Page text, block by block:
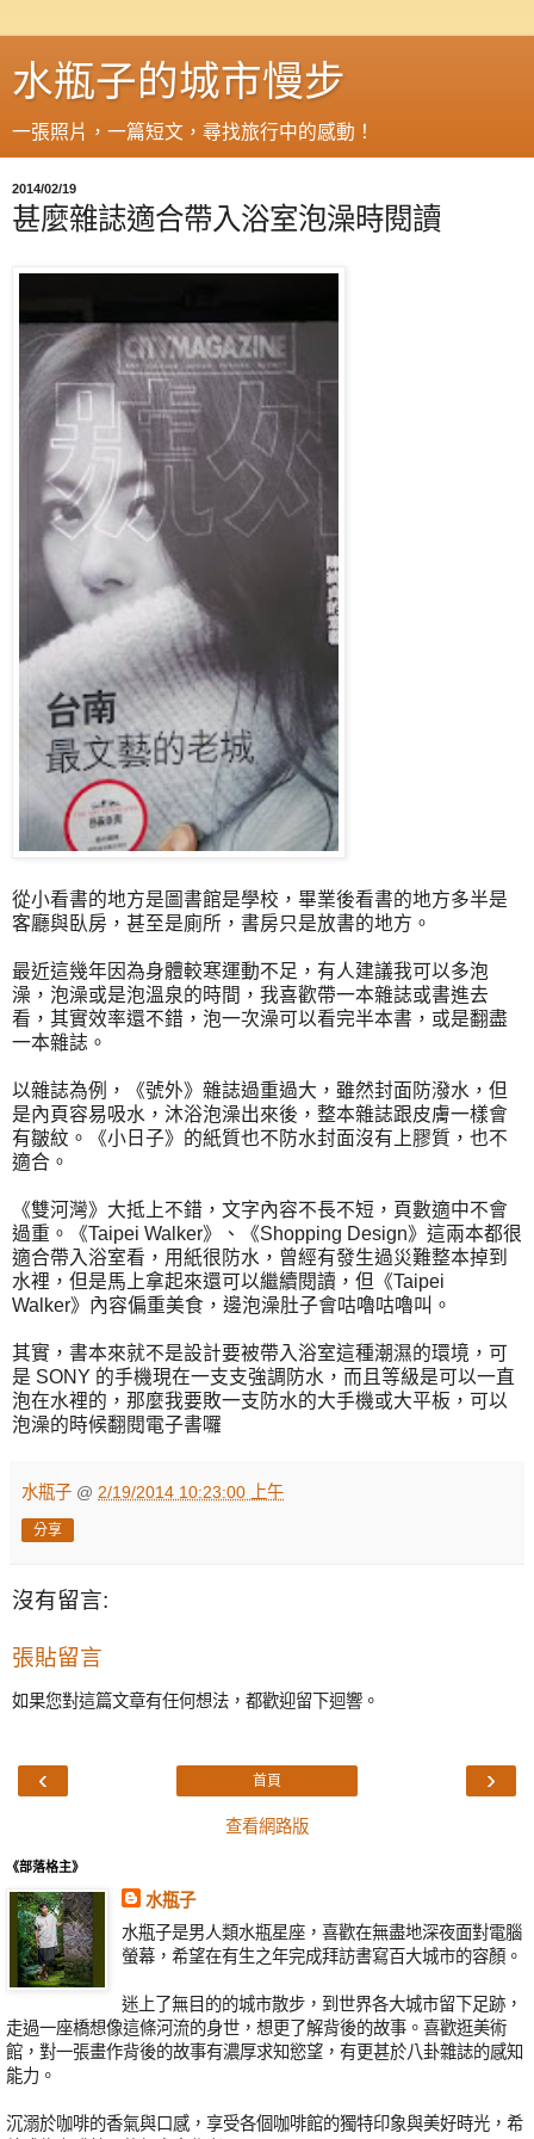
水瓶子的城市慢步
一張照片，一篇短文，尋找旅行中的感動！
2014/02/19
甚麼雜誌適合帶入浴室泡澡時閱讀
從小看書的地方是圖書館是學校，畢業後看書的地方多半是
客廳與臥房，甚至是廁所，書房只是放書的地方。
最近這幾年因為身體較寒運動不足，有人建議我可以多泡
澡，泡澡或是泡溫泉的時間，我喜歡帶一本雜誌或書進去
看，其實效率還不錯，泡一次澡可以看完半本書，或是翻盡
一本雜誌。
以雜誌為例，《號外》雜誌過重過大，雖然封面防潑水，但
是內頁容易吸水，沐浴泡澡出來後，整本雜誌跟皮膚一樣會
有皺紋。《小日子》的紙質也不防水封面沒有上膠質，也不
適合。
《雙河灣》大抵上不錯，文字內容不長不短，頁數適中不會
過重。《Taipei Walker》、《Shopping Design》這兩本都很
適合帶入浴室看，用紙很防水，曾經有發生過災難整本掉到
水裡，但是馬上拿起來還可以繼續閱讀，但《Taipei
Walker》內容偏重美食，邊泡澡肚子會咕嚕咕嚕叫。
其實，書本來就不是設計要被帶入浴室這種潮濕的環境，可
是 SONY 的手機現在一支支強調防水，而且等級是可以一直
泡在水裡的，那麼我要敗一支防水的大手機或大平板，可以
泡澡的時候翻閱電子書囉
水瓶子 @ 2/19/2014 10:23:00 上午
分享
沒有留言:
張貼留言
如果您對這篇文章有任何想法，都歡迎留下迴響。
‹ ›
首頁
查看網路版
《部落格主》
水瓶子
水瓶子是男人類水瓶星座，喜歡在無盡地深夜面對電腦
螢幕，希望在有生之年完成拜訪書寫百大城市的容顏。
迷上了無目的的城市散步，到世界各大城市留下足跡，
走過一座橋想像這條河流的身世，想更了解背後的故事。喜歡逛美術
館，對一張畫作背後的故事有濃厚求知慾望，有更甚於八卦雜誌的感知
能力。
沉溺於咖啡的香氣與口感，享受各個咖啡館的獨特印象與美好時光，希